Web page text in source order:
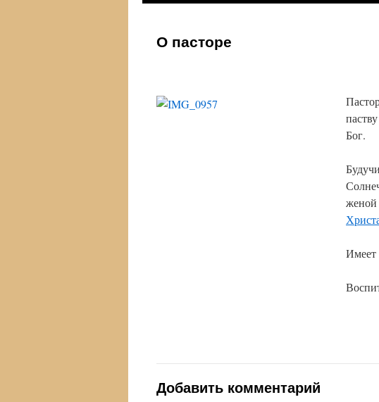
содержимому
О пасторе
Бог.
Имеет
Добавить комментарий